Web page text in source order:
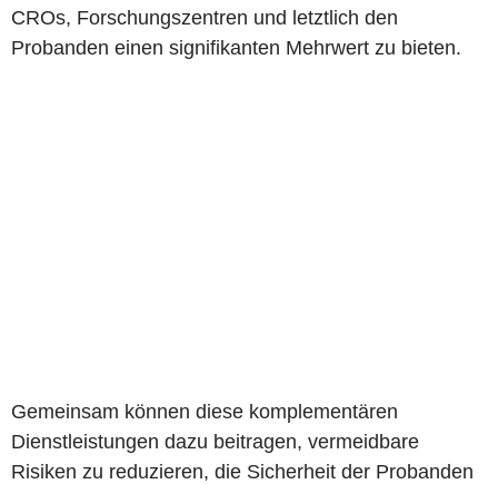
CROs, Forschungszentren und letztlich den
Probanden einen signifikanten Mehrwert zu bieten.
Gemeinsam können diese komplementären
Dienstleistungen dazu beitragen, vermeidbare
Risiken zu reduzieren, die Sicherheit der Probanden